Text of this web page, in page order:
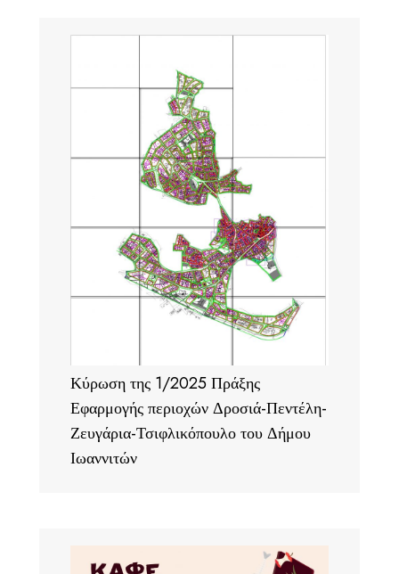
Κύρωση της 1/2025 Πράξης
Εφαρμογής περιοχών Δροσιά-Πεντέλη-
Ζευγάρια-Τσιφλικόπουλο του Δήμου
Ιωαννιτών